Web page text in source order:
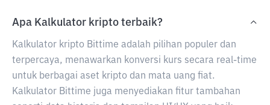
Apa Kalkulator kripto terbaik?
Kalkulator kripto Bittime adalah pilihan populer dan
terpercaya, menawarkan konversi kurs secara real-time
untuk berbagai aset kripto dan mata uang fiat.
Kalkulator Bittime juga menyediakan fitur tambahan